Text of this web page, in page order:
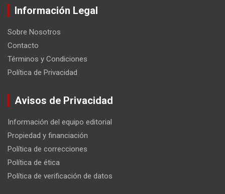
Información Legal
Sobre Nosotros
Contacto
Términos y Condiciones
Política de Privacidad
Avisos de Privacidad
Información del equipo editorial
Propiedad y financiación
Política de correcciones
Política de ética
Política de verificación de datos